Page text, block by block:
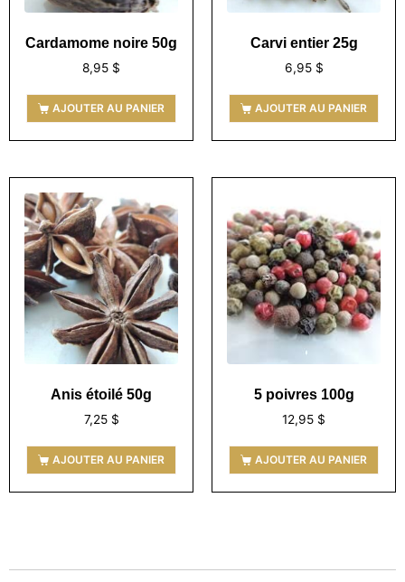
Cardamome noire 50g
8,95 $
AJOUTER AU PANIER
Carvi entier 25g
6,95 $
AJOUTER AU PANIER
Anis étoilé 50g
7,25 $
AJOUTER AU PANIER
5 poivres 100g
12,95 $
AJOUTER AU PANIER